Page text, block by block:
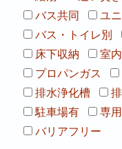
バス共同
ユ
バス・トイレ別
床下収納
室
プロパンガス
排水浄化槽
駐車場有
専
バリアフリー